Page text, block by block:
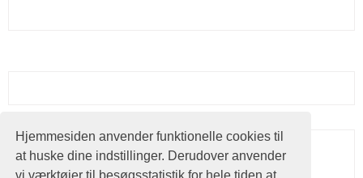
Hjemmesiden anvender funktionelle cookies til
at huske dine indstillinger. Derudover anvender
vi værktøjer til besøgsstatistik for hele tiden at
Vær social